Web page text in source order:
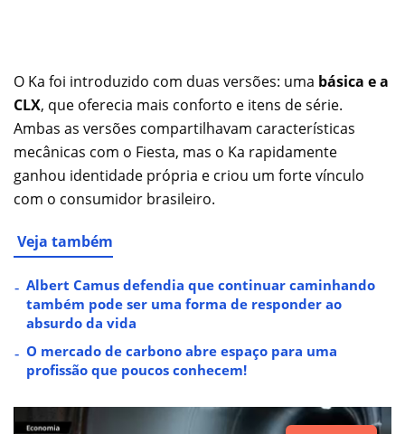
O Ka foi introduzido com duas versões: uma básica e a
CLX, que oferecia mais conforto e itens de série.
Ambas as versões compartilhavam características
mecânicas com o Fiesta, mas o Ka rapidamente
ganhou identidade própria e criou um forte vínculo
com o consumidor brasileiro.
Veja também
Albert Camus defendia que continuar caminhando
também pode ser uma forma de responder ao
absurdo da vida
O mercado de carbono abre espaço para uma
profissão que poucos conhecem!